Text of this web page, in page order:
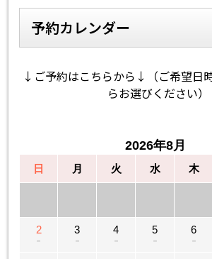
予約カレンダー
↓ご予約はこちらから↓（ご希望日
らお選びください）
2026年8月
日 月 火 水 木
2
－
3
－
4
－
5
－
6
－